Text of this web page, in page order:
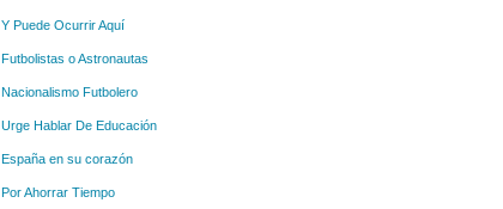
Y Puede Ocurrir Aquí
Futbolistas o Astronautas
Nacionalismo Futbolero
Urge Hablar De Educación
España en su corazón
Por Ahorrar Tiempo